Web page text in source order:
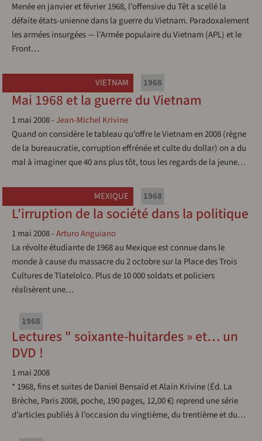
Menée en janvier et février 1968, l’offensive du Têt a scellé la
défaite états-unienne dans la guerre du Vietnam. Paradoxalement
les armées insurgées — l’Armée populaire du Vietnam (APL) et le
Front…
VIETNAM 1968
Mai 1968 et la guerre du Vietnam
1 mai 2008-Jean-Michel Krivine
Quand on considère le tableau qu’offre le Vietnam en 2008 (règne
de la bureaucratie, corruption effrénée et culte du dollar) on a du
mal à imaginer que 40 ans plus tôt, tous les regards de la jeune…
MEXIQUE 1968
L'irruption de la société dans la politique
1 mai 2008-Arturo Anguiano
La révolte étudiante de 1968 au Mexique est connue dans le
monde à cause du massacre du 2 octobre sur la Place des Trois
Cultures de Tlatelolco. Plus de 10 000 soldats et policiers
réalisèrent une…
1968
Lectures " soixante-huitardes » et… un
DVD !
1 mai 2008
* 1968, fins et suites de Daniel Bensaïd et Alain Krivine (Éd. La
Brèche, Paris 2008, poche, 190 pages, 12,00 €) reprend une série
d’articles publiés à l’occasion du vingtième, du trentième et du…